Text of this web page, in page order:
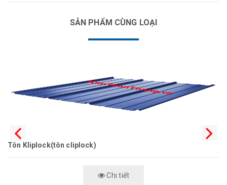
SẢN PHẨM CÙNG LOẠI
Tôn Kliplock(tôn cliplock)
Chi tiết